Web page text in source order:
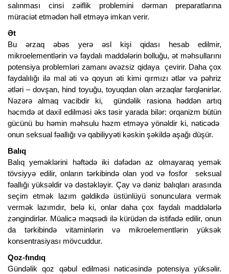
salınması cinsi zəiflik problemini dərman preparatlarına
müraciət etmədən həll etməyə imkan verir.
Ət
Bu ərzaq əbəs yerə əsl kişi qidası hesab edilmir,
mikroelementlərin və faydalı maddələrin bolluğu, ət məhsullarını
potensiya problemləri zamanı əvəzsiz qidaya çevirir. Daha çox
faydalılığı ilə mal əti və qoyun əti kimi qırmızı ətlər və pəhriz
ətləri – dovşan, hind toyuğu, toyuqdan olan ərzaqlar fərqlənirlər.
Nəzərə almaq vacibdir ki, gündəlik rasiona həddən artıq
həcmdə ət daxil edilməsi əks təsir yarada bilər: orqanizm bütün
gücünü bu həmin məhsulu həzm etməyə yönəldir ki, nəticədə
onun seksual fəallığı və qabiliyyəti kəskin şəkildə aşağı düşür.
Balıq
Balıq yeməklərini həftədə iki dəfədən az olmayaraq yemək
tövsiyyə edilir, onların tərkibində olan yod və fosfor seksual
fəallığı yüksəldir və dəstəkləyir. Çay və dəniz balıqları arasında
seçim etmək lazım gəldikdə üstünlüyü sonunculara vermək
vermək lazımdır, belə ki, onlar daha çox faydalı maddələrlə
zəngindirlər. Müalicə məqsədi ilə kürüdən də istifadə edilir, onun
da tərkibində vitaminlərin və mikroelementlərin yüksək
konsentrasiyası mövcuddur.
Qoz-fındıq
Gündəlik qoz qəbul edilməsi nəticəsində potensiya yüksəlir.